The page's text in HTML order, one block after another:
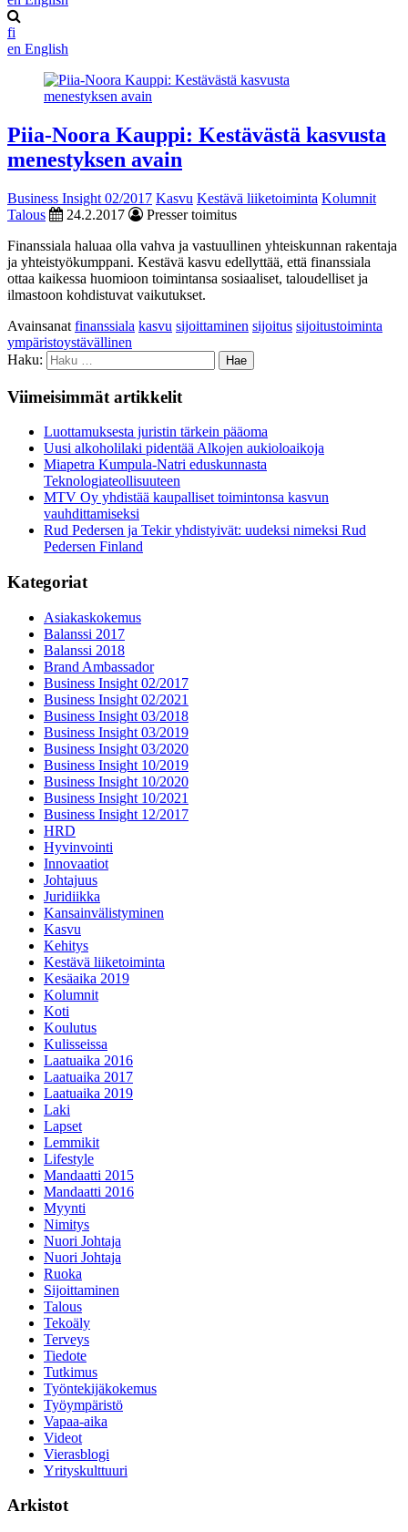
fi
en English
Piia-Noora Kauppi: Kestävästä kasvusta
menestyksen avain
Business Insight 02/2017 Kasvu Kestävä liiketoiminta Kolumnit
Talous
24.2.2017
Presser toimitus
Finanssiala haluaa olla vahva ja vastuullinen yhteiskunnan rakentaja
ja yhteistyökumppani. Kestävä kasvu edellyttää, että finanssiala
ottaa kaikessa huomioon toimintansa sosiaaliset, taloudelliset ja
ilmastoon kohdistuvat vaikutukset.
Avainsanat finanssiala kasvu sijoittaminen sijoitus sijoitustoiminta
ympäristoystävällinen
Haku:
Viimeisimmät artikkelit
Luottamuksesta juristin tärkein pääoma
Uusi alkoholilaki pidentää Alkojen aukioloaikoja
Miapetra Kumpula-Natri eduskunnasta
Teknologiateollisuuteen
MTV Oy yhdistää kaupalliset toimintonsa kasvun
vauhdittamiseksi
Rud Pedersen ja Tekir yhdistyivät: uudeksi nimeksi Rud
Pedersen Finland
Kategoriat
Asiakaskokemus
Balanssi 2017
Balanssi 2018
Brand Ambassador
Business Insight 02/2017
Business Insight 02/2021
Business Insight 03/2018
Business Insight 03/2019
Business Insight 03/2020
Business Insight 10/2019
Business Insight 10/2020
Business Insight 10/2021
Business Insight 12/2017
HRD
Hyvinvointi
Innovaatiot
Johtajuus
Juridiikka
Kansainvälistyminen
Kasvu
Kehitys
Kestävä liiketoiminta
Kesäaika 2019
Kolumnit
Koti
Koulutus
Kulisseissa
Laatuaika 2016
Laatuaika 2017
Laatuaika 2019
Laki
Lapset
Lemmikit
Lifestyle
Mandaatti 2015
Mandaatti 2016
Myynti
Nimitys
Nuori Johtaja
Nuori Johtaja
Ruoka
Sijoittaminen
Talous
Tekoäly
Terveys
Tiedote
Tutkimus
Työntekijäkokemus
Työympäristö
Vapaa-aika
Videot
Vierasblogi
Yrityskulttuuri
Arkistot